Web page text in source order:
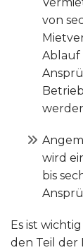
von
Ablauf
wird
bis
Es ist
den Teil der